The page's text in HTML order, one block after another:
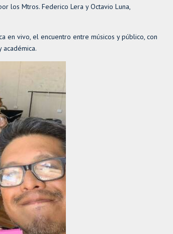
los Mtros. Federico Lera y Octavio Luna,
vivo, el encuentro entre músicos y público, con